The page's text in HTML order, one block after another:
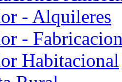
- Alquileres
-
Habitacional